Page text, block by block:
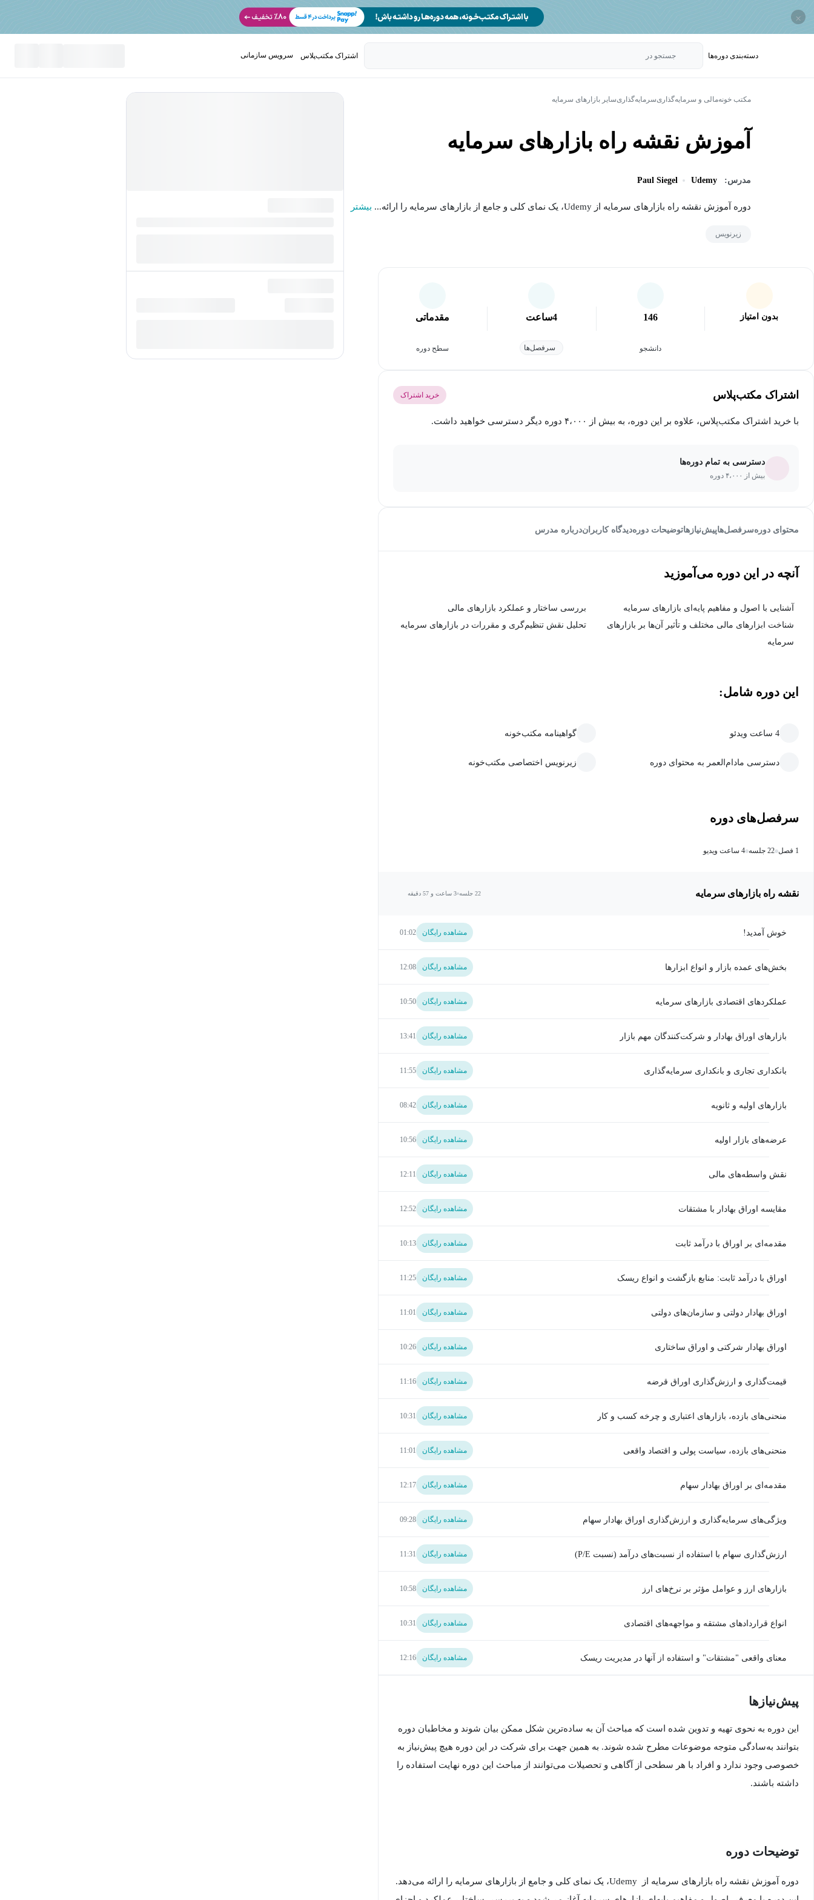
×
دسته‌بندی‌ دوره‌ها جستجو در اشتراک مکتب‌پلاس سرویس سازمانی
مکتب خونهمالی و سرمایه‌گذاریسرمایه‌گذاریسایر بازارهای سرمایه
آموزش نقشه راه بازارهای سرمایه
مدرس: Udemy
Paul Siegel
دوره آموزش نقشه راه بازارهای سرمایه از Udemy، یک نمای کلی و جامع از بازارهای سرمایه را ارائه... بیشتر
زیرنویس
بدون امتیاز 146
دانشجو
4ساعت
سرفصل‌ها
مقدماتی
سطح دوره
اشتراک مکتب‌پلاس خرید اشتراک
با خرید اشتراک مکتب‌پلاس، علاوه بر این دوره، به بیش از ۴،۰۰۰ دوره دیگر دسترسی خواهید داشت.
دسترسی به تمام دوره‌ها
بیش از ۴،۰۰۰ دوره
محتوای دورهسرفصل‌هاپیش‌نیاز‌هاتوضیحات دورهدیدگاه کاربراندرباره مدرس
آنچه در این دوره می‌آموزید
آشنایی با اصول و مفاهیم پایه‌ای بازارهای سرمایه
بررسی ساختار و عملکرد بازارهای مالی
شناخت ابزارهای مالی مختلف و تأثیر آن‌ها بر بازارهای
سرمایه
تحلیل نقش تنظیم‌گری و مقررات در بازارهای سرمایه
این دوره شامل:
4 ساعت ویدئو گواهینامه مکتب‌خونه
دسترسی مادام‌العمر به محتوای دوره زیرنویس اختصاصی مکتب‌خونه
سرفصل‌های دوره
1 فصل 22 جلسه 4 ساعت ویدیو
نقشه راه بازارهای سرمایه 22 جلسه 3 ساعت و 57 دقیقه
خوش آمدید! مشاهده رایگان 01:02
بخش‌های عمده بازار و انواع ابزارها مشاهده رایگان 12:08
عملکردهای اقتصادی بازارهای سرمایه مشاهده رایگان 10:50
بازارهای اوراق بهادار و شرکت‌کنندگان مهم بازار مشاهده رایگان 13:41
بانکداری تجاری و بانکداری سرمایه‌گذاری مشاهده رایگان 11:55
بازارهای اولیه و ثانویه مشاهده رایگان 08:42
عرضه‌های بازار اولیه مشاهده رایگان 10:56
نقش واسطه‌های مالی مشاهده رایگان 12:11
مقایسه اوراق بهادار با مشتقات مشاهده رایگان 12:52
مقدمه‌ای بر اوراق با درآمد ثابت مشاهده رایگان 10:13
اوراق با درآمد ثابت: منابع بازگشت و انواع ریسک مشاهده رایگان 11:25
اوراق بهادار دولتی و سازمان‌های دولتی مشاهده رایگان 11:01
اوراق بهادار شرکتی و اوراق ساختاری مشاهده رایگان 10:26
قیمت‌گذاری و ارزش‌گذاری اوراق قرضه مشاهده رایگان 11:16
منحنی‌های بازده، بازارهای اعتباری و چرخه کسب و کار مشاهده رایگان 10:31
منحنی‌های بازده، سیاست پولی و اقتصاد واقعی مشاهده رایگان 11:01
مقدمه‌ای بر اوراق بهادار سهام مشاهده رایگان 12:17
ویژگی‌های سرمایه‌گذاری و ارزش‌گذاری اوراق بهادار سهام مشاهده رایگان 09:28
ارزش‌گذاری سهام با استفاده از نسبت‌های درآمد (نسبت P/E) مشاهده رایگان 11:31
بازارهای ارز و عوامل مؤثر بر نرخ‌های ارز مشاهده رایگان 10:58
انواع قراردادهای مشتقه و مواجهه‌های اقتصادی مشاهده رایگان 10:31
معنای واقعی "مشتقات" و استفاده از آنها در مدیریت ریسک مشاهده رایگان 12:16
پیش‌نیاز‌ها
این دوره به نحوی تهیه و تدوین شده است که مباحث آن به ساده‌ترین شکل ممکن بیان شوند و مخاطبان دوره
بتوانند به‌سادگی متوجه موضوعات مطرح شده شوند. به همین جهت برای شرکت در این دوره هیچ پیش‌نیاز به
خصوصی وجود ندارد و افراد با هر سطحی از آگاهی و تحصیلات می‌توانند از مباحث این دوره نهایت استفاده را
داشته باشند.
توضیحات دوره
دوره آموزش نقشه راه بازارهای سرمایه از Udemy، یک نمای کلی و جامع از بازارهای سرمایه را ارائه می‌دهد.